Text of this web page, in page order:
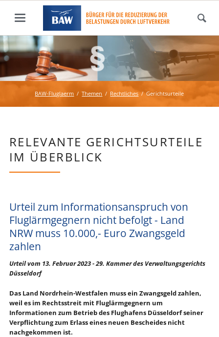
BAW-Fluglaerm Themen Rechtliches Gerichtsurteile
RELEVANTE GERICHTSURTEILE
IM ÜBERBLICK
Urteil zum Informationsanspruch von
Fluglärmgegnern nicht befolgt - Land
NRW muss 10.000,- Euro Zwangsgeld
zahlen
Urteil vom 13. Februar 2023 - 29. Kammer des Verwaltungsgerichts
Düsseldorf
Das Land Nordrhein-Westfalen muss ein Zwangsgeld zahlen,
weil es im Rechtsstreit mit Fluglärmgegnern um
Informationen zum Betrieb des Flughafens Düsseldorf seiner
Verpflichtung zum Erlass eines neuen Bescheides nicht
nachgekommen ist.